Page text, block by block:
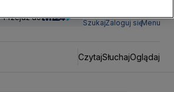
Przejdź do
SzukajZaloguj sięMenu
CzytajSłuchajOglądaj